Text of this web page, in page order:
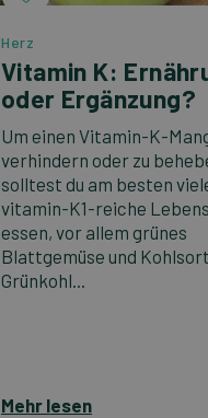
Herz
Vitamin K:
oder Ergänzung?
Um einen Vitamin-K-
verhindern oder zu
solltest du am besten
vitamin-K1-reiche
essen, vor allem grünes
Blattgemüse und
Grünkohl...
Mehr lesen